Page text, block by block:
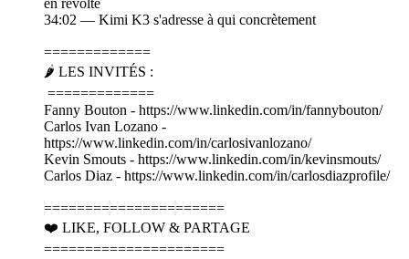
en révolte
34:02 — Kimi K3 s'adresse à qui concrètement
=============
🌶️ LES INVITÉS :
=============
Fanny Bouton - https://www.linkedin.com/in/fannybouton/
Carlos Ivan Lozano -
https://www.linkedin.com/in/carlosivanlozano/
Kevin Smouts - https://www.linkedin.com/in/kevinsmouts/
Carlos Diaz - https://www.linkedin.com/in/carlosdiazprofile/
======================
❤️ LIKE, FOLLOW & PARTAGE
======================